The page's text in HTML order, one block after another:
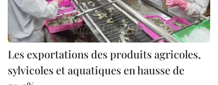
Les exportations des produits agricoles,
sylvicoles et aquatiques en hausse de